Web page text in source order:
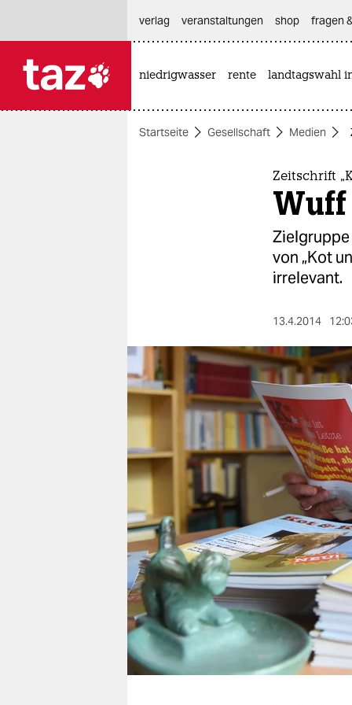
themen
berlin
nord
wahrheit
verlag
veranstaltungen
shop
fragen & hilfe
unterstützen
abo
genossenschaft
verlag
veranstaltungen shop fragen
niedrigwasser rente landtagswahl
Startseite Gesellschaft Medien
Zeitschrift
Wuff
Zielgruppe
von „Kot
irrelevant.
13.4.2014